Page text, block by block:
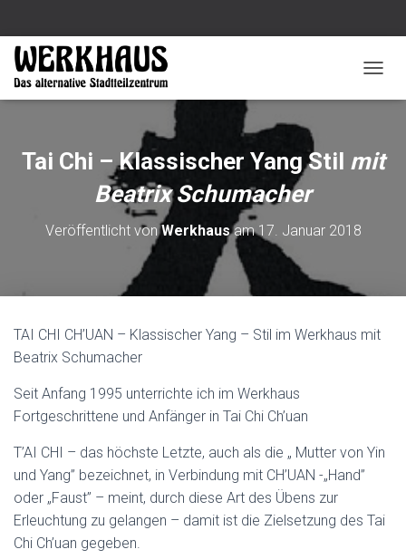
A
G
A
A
Tai Chi – Klassischer Yang Stil mit
Beatrix Schumacher
Veröffentlicht vonWerkhausam17. Januar 2018
TAI CHI CH’UAN – Klassischer Yang – Stil im Werkhaus mit
Beatrix Schumacher
Seit Anfang 1995 unterrichte ich im Werkhaus
Fortgeschrittene und Anfänger in Tai Chi Ch’uan
T’AI CHI – das höchste Letzte, auch als die „ Mutter von Yin
und Yang” bezeichnet, in Verbindung mit CH’UAN -„Hand”
oder „Faust” – meint, durch diese Art des Übens zur
Erleuchtung zu gelangen – damit ist die Zielsetzung des Tai
Chi Ch’uan gegeben.